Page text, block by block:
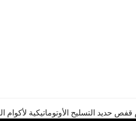
قفص حديد التسليح الأوتوماتيكية لأكوام